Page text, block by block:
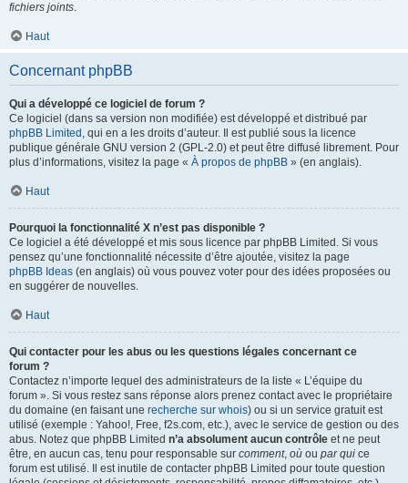
fichiers joints.
Haut
Concernant phpBB
Qui a développé ce logiciel de forum ?
Ce logiciel (dans sa version non modifiée) est développé et distribué par
phpBB Limited , qui en a les droits d’auteur. Il est publié sous la licence
publique générale GNU version 2 (GPL-2.0) et peut être diffusé librement. Pour
plus d’informations, visitez la page « À propos de phpBB » (en anglais).
Haut
Pourquoi la fonctionnalité X n’est pas disponible ?
Ce logiciel a été développé et mis sous licence par phpBB Limited. Si vous
pensez qu’une fonctionnalité nécessite d’être ajoutée, visitez la page
phpBB Ideas (en anglais) où vous pouvez voter pour des idées proposées ou
en suggérer de nouvelles.
Haut
Qui contacter pour les abus ou les questions légales concernant ce
forum ?
Contactez n’importe lequel des administrateurs de la liste « L’équipe du
forum ». Si vous restez sans réponse alors prenez contact avec le propriétaire
du domaine (en faisant une recherche sur whois) ou si un service gratuit est
utilisé (exemple : Yahoo!, Free, f2s.com, etc.), avec le service de gestion ou des
abus. Notez que phpBB Limited n’a absolument aucun contrôle et ne peut
être, en aucun cas, tenu pour responsable sur comment, où ou par qui ce
forum est utilisé. Il est inutile de contacter phpBB Limited pour toute question